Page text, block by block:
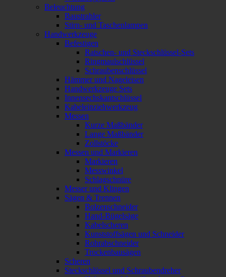
Beleuchtung
Baustrahler
Stirn- und Taschenlampen
Handwerkzeuge
Befestigen
Ratschen- und Steckschlüssel-Sets
Ringmaulschlüssel
Schraubenschlüssel
Hämmer und Nageleisen
Handwerkzeuge Sets
Innensechskantschlüssel
Kabeleinziehwerkzeug
Messen
Kurze Maßbänder
Lange Maßbänder
Zollstöcke
Messen und Markieren
Markieren
Messwinkel
Schlagschnüre
Messer und Klingen
Sägen & Trennen
Bolzenschneider
Hand-Bügelsäge
Kabelscheren
Kunststoffsägen und Schneider
Rohrabschneider
Trockenbausägen
Scheren
Steckschlüssel und Schraubendreher